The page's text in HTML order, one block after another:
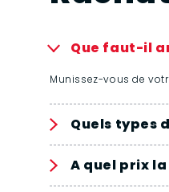
Que faut-il
Munissez-vous de
Quels types
A quel prix